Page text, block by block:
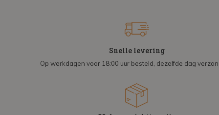
Snelle levering
Op werkdagen voor 18:00 uur besteld, dezelfde dag